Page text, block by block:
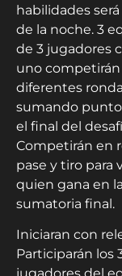
habilidades
de la noche. 3
de 3 jugadores
uno competirán
diferentes
sumando
el final del
Competirán en
pase y tiro para
quien gana en la
sumatoria final.
Iniciaran con
Participarán los